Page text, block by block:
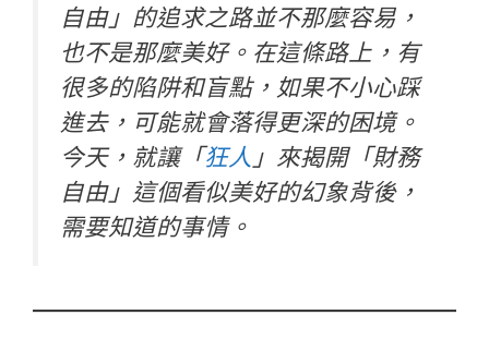
自由」的追求之路並不那麼容易，
也不是那麼美好。在這條路上，有
很多的陷阱和盲點，如果不小心踩
進去，可能就會落得更深的困境。
今天，就讓「狂人 」來揭開「財務
自由」這個看似美好的幻象背後，
需要知道的事情。